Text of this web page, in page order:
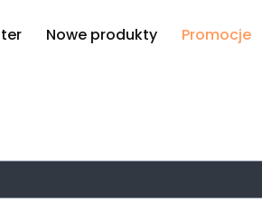
Nowe produkty Promocje